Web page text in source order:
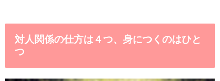
対人関係の仕方は４つ、身につくのはひと
つ